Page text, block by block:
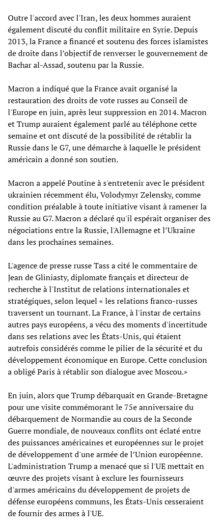
Outre l'accord avec l'Iran, les deux hommes auraient
également discuté du conflit militaire en Syrie. Depuis
2013, la France a financé et soutenu des forces islamistes
de droite dans l’objectif de renverser le gouvernement de
Bachar al-Assad, soutenu par la Russie.
Macron a indiqué que la France avait organisé la
restauration des droits de vote russes au Conseil de
l'Europe en juin, après leur suppression en 2014. Macron
et Trump auraient également parlé au téléphone cette
semaine et ont discuté de la possibilité de rétablir la
Russie dans le G7, une démarche à laquelle le président
américain a donné son soutien.
Macron a appelé Poutine à s'entretenir avec le président
ukrainien récemment élu, Volodymyr Zelensky, comme
condition préalable à toute initiative visant à ramener la
Russie au G7. Macron a déclaré qu'il espérait organiser des
négociations entre la Russie, l'Allemagne et l’Ukraine
dans les prochaines semaines.
L'agence de presse russe Tass a cité le commentaire de
Jean de Gliniasty, diplomate français et directeur de
recherche à l'Institut de relations internationales et
stratégiques, selon lequel « les relations franco-russes
traversent un tournant. La France, à l'instar de certains
autres pays européens, a vécu des moments d'incertitude
dans ses relations avec les États-Unis, qui étaient
autrefois considérés comme le pilier de la sécurité et du
développement économique en Europe. Cette conclusion
a obligé Paris à rétablir son dialogue avec Moscou.»
En juin, alors que Trump débarquait en Grande-Bretagne
pour une visite commémorant le 75e anniversaire du
débarquement de Normandie au cours de la Seconde
Guerre mondiale, de nouveaux conflits ont éclaté entre
des puissances américaines et européennes sur le projet
de développement d'une armée de l’Union européenne.
L'administration Trump a menacé que si l'UE mettait en
œuvre des projets visant à exclure les fournisseurs
d'armes américains du développement de projets de
défense européens communs, les États-Unis cesseraient
de fournir des armes à l'UE.